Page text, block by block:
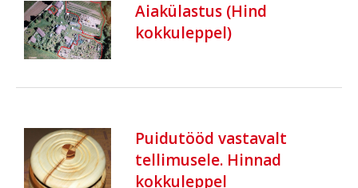
Aiakülastus (Hind
kokkuleppel)
Puidutööd vastavalt
tellimusele. Hinnad
kokkuleppel